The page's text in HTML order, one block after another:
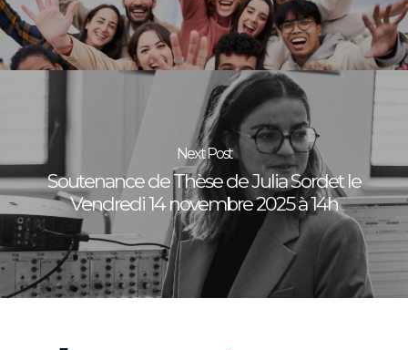
Next Post
Soutenance de Thèse de Julia Sordet le
Vendredi 14 novembre 2025 à 14h